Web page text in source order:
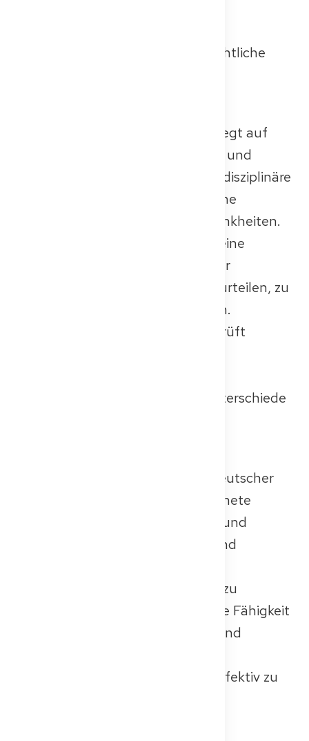
Pharmakologie, Radiologie, rechtliche
Der Fokus der Kenntnisprüfung liegt auf
Kernbereichen wie Innere Medizin und
Chirurgie, integriert aber oft interdisziplinäre
Fächer wie Notfallmedizin, klinische
Pharmakologie und Infektionskrankheiten.
Die klinische Bewertung testet deine
Fähigkeit, medizinische Fälle unter
realistischen Bedingungen zu beurteilen, zu
diagnostizieren und zu behandeln.
Zusätzliche Themen können geprüft
Medizinstudiums wesentliche Unterschiede
Die Prüfung wird vollständig in deutscher
Sprache abgehalten. Ausgezeichnete
medizinische Deutschkenntnisse und
allgemeine Deutschkenntnisse sind
Fachsprachprüfung (FSP) vorab zu
bestehen, sondern auch um deine Fähigkeit
zu demonstrieren, Patientinnen und
Gesundheitssystem sicher und effektiv zu